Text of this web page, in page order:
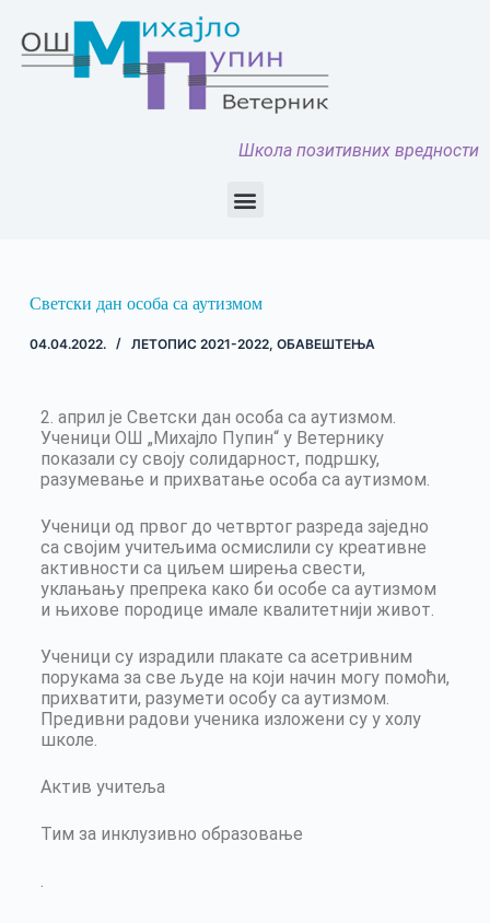
Школа позитивних вредности
Светски дан особа са аутизмом
04.04.2022. ЛЕТОПИС 2021-2022, ОБАВЕШТЕЊА
2. април је Светски дан особа са аутизмом.
Ученици ОШ „Михајло Пупин“ у Ветернику
показали су своју солидарност, подршку,
разумевање и прихватање особа са аутизмом.
Ученици од првог до четвртог разреда заједно
са својим учитељима осмислили су креативне
активности са циљем ширења свести,
уклањању препрека како би особе са аутизмом
и њихове породице имале квалитетнији живот.
Ученици су израдили плакате са асетривним
порукама за све људе на који начин могу помоћи,
прихватити, разумети особу са аутизмом.
Предивни радови ученика изложени су у холу
школе.
Актив учитеља
Тим за инклузивно образовање
.